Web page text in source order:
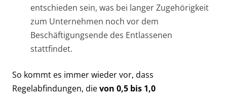
entschieden sein, was bei langer Zugehörigkeit
zum Unternehmen noch vor dem
Beschäftigungsende des Entlassenen
stattfindet.
So kommt es immer wieder vor, dass
Regelabfindungen, dievon 0,5 bis 1,0